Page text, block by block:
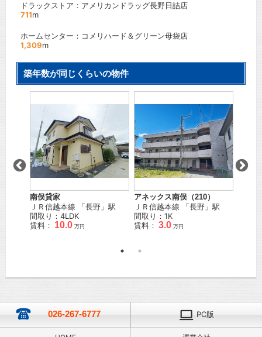
ドラックストア：アメリカンドラッグ長野日詰店
711m
ホームセンター：コメリハード＆グリーン母袋店
1,309m
築年数が同じくらいの物件
南俣貸家
ＪＲ信越本線 「長野 」駅
間取り：4LDK
賃料： 10.0 万円
アネックス南俣（210）
ＪＲ信越本線 「長野 」駅
間取り：1K
賃料： 3.0 万円
026-267-6777 PC版